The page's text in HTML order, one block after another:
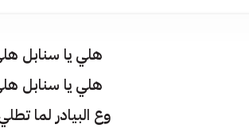
هلي يا سنابل
هلي يا سنابل
وع البيادر لما